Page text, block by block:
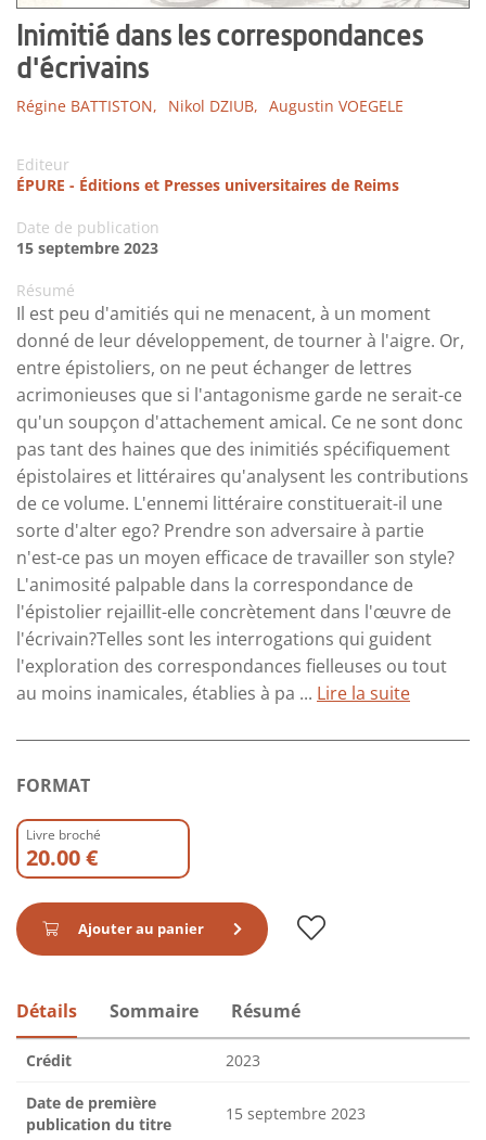
Inimitié dans les correspondances
d'écrivains
Régine BATTISTON, Nikol DZIUB, Augustin VOEGELE
Editeur
ÉPURE - Éditions et Presses universitaires de Reims
Date de publication
15 septembre 2023
Résumé
Il est peu d'amitiés qui ne menacent, à un moment
donné de leur développement, de tourner à l'aigre. Or,
entre épistoliers, on ne peut échanger de lettres
acrimonieuses que si l'antagonisme garde ne serait-ce
qu'un soupçon d'attachement amical. Ce ne sont donc
pas tant des haines que des inimitiés spécifiquement
épistolaires et littéraires qu'analysent les contributions
de ce volume. L'ennemi littéraire constituerait-il une
sorte d'alter ego? Prendre son adversaire à partie
n'est-ce pas un moyen efficace de travailler son style?
L'animosité palpable dans la correspondance de
l'épistolier rejaillit-elle concrètement dans l'œuvre de
l'écrivain?Telles sont les interrogations qui guident
l'exploration des correspondances fielleuses ou tout
au moins inamicales, établies à pa ... Lire la suite
FORMAT
Livre broché
20.00 €
Ajouter au panier
Détails Sommaire Résumé
Crédit 2023
Date de première
publication du titre
15 septembre 2023